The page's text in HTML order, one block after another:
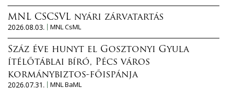
MNL CSCSVL nyári zárvatartás
2026.08.03.
MNL CsML
Száz éve hunyt el Gosztonyi Gyula
ítélőtáblai bíró, Pécs város
kormánybiztos-főispánja
2026.07.31.
MNL BaML